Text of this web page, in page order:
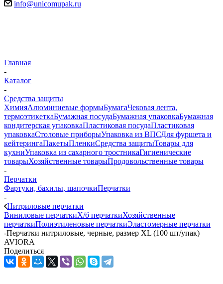
info@unicomupak.ru
Главная
-
Каталог
-
Средства защиты
ХимияАлюминиевые формыБумагаЧековая лента,
термоэтикеткаБумажная посудаБумажная упаковкаБумажная
кондитерская упаковкаПластиковая посудаПластиковая
упаковкаСтоловые приборыУпаковка из ВПСДля фуршета и
кейтерингаПакетыПленкиСредства защитыТовары для
кухниУпаковка из сахарного тростникаГигиенические
товарыХозяйственные товарыПродовольственные товары
-
Перчатки
Фартуки, бахилы, шапочкиПерчатки
-
Нитриловые перчатки
Виниловые перчаткиХ/б перчаткиХозяйственные
перчаткиПолиэтиленовые перчаткиЭластомерные перчатки
-Перчатки нитриловые, черные, размер XL (100 шт/упак)
AVIORA
Поделиться